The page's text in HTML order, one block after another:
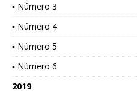
▪ Número 3
▪ Número 4
▪ Número 5
▪ Número 6
2019